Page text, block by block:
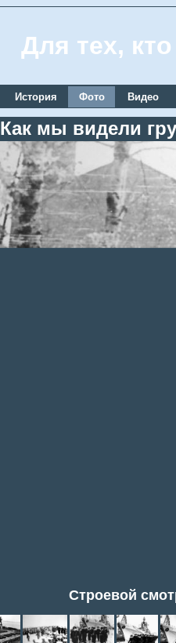
Для тех,
История Фото Видео
Как мы видели
Строевой